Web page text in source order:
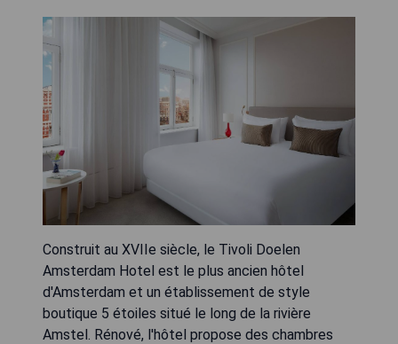
Construit au XVIIe siècle, le Tivoli Doelen
Amsterdam Hotel est le plus ancien hôtel
d'Amsterdam et un établissement de style
boutique 5 étoiles situé le long de la rivière
Amstel. Rénové, l'hôtel propose des chambres